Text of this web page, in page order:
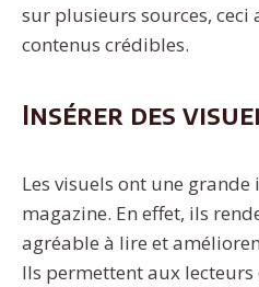
sur plusieurs sources, ceci
contenus crédibles.
Insérer des
Les visuels ont une
magazine. En effet, ils
agréable à lire et
Ils permettent aux